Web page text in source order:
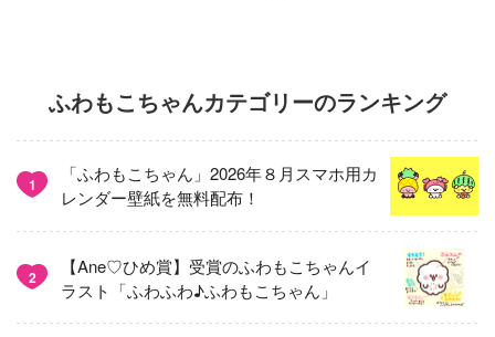
ふわもこちゃんカテゴリーのランキング
1
「ふわもこちゃん」2026年８月スマホ用カ
レンダー壁紙を無料配布！
2
【Ane♡ひめ賞】受賞のふわもこちゃんイ
ラスト「ふわふわ♪ふわもこちゃん」